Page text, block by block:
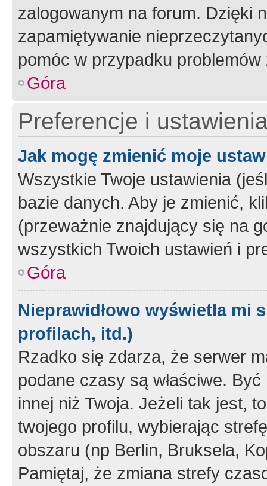
zalogowanym na forum. Dzięki
zapamiętywanie
pomóc w przypadku
Góra
Preferencje i
Jak mogę zmienić moje
Wszystkie Twoje ustawienia
bazie danych. Aby je zmienić,
(przeważnie znajdujący się na
wszystkich Twoich ustawień i
Góra
Nieprawidłowo wyświetla mi
profilach, itd.)
Rzadko się zdarza, że serwer
podane czasy są właściwe.
innej niż Twoja. Jeżeli tak jest,
twojego profilu, wybierając
obszaru (np Berlin, Bruksela,
Pamiętaj, że zmiana strefy